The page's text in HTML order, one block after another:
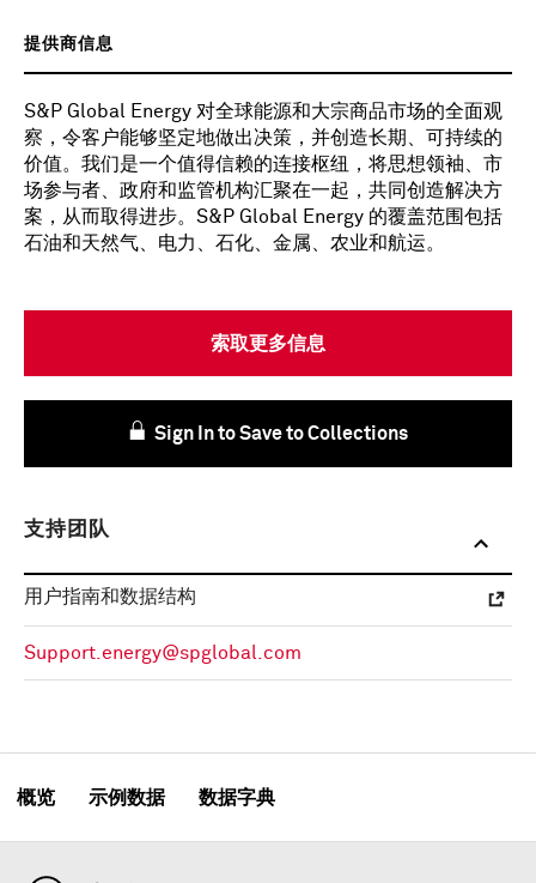
提供商信息
S&P Global Energy 对全球能源和大宗商品市场的全面观
察，令客户能够坚定地做出决策，并创造长期、可持续的
价值。我们是一个值得信赖的连接枢纽，将思想领袖、市
场参与者、政府和监管机构汇聚在一起，共同创造解决方
案，从而取得进步。S&P Global Energy 的覆盖范围包括
石油和天然气、电力、石化、金属、农业和航运。
索取更多信息
Sign In to Save to Collections
支持团队
用户指南和数据结构
Support.energy@spglobal.com
概览 示例数据 数据字典